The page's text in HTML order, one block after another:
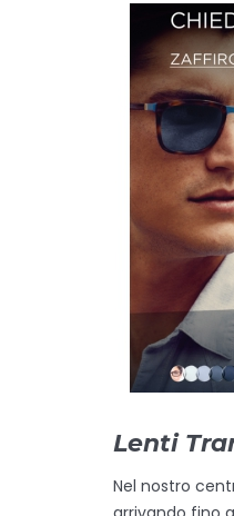
Lenti
Nel nostro